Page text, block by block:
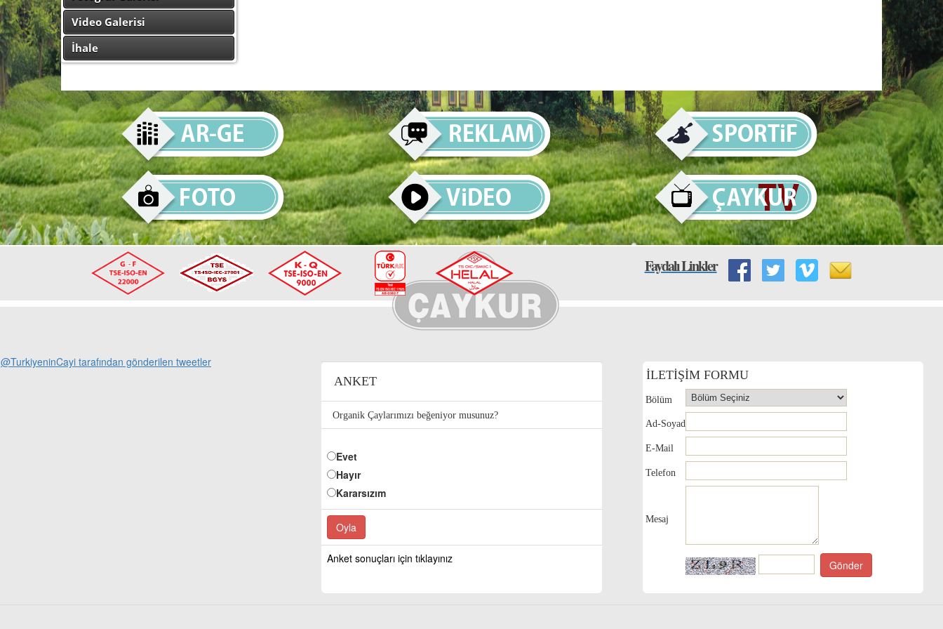
Video Galerisi
İhale
Faydalı Linkler
@TurkiyeninCayi tarafından gönderilen tweetler
ANKET
Organik Çaylarımızı beğeniyor musunuz?
Evet
Hayır
Kararsızım
Anket sonuçları için tıklayınız
İLETİŞİM FORMU
Bölüm
Ad-Soyad
E-Mail
Telefon
Mesaj